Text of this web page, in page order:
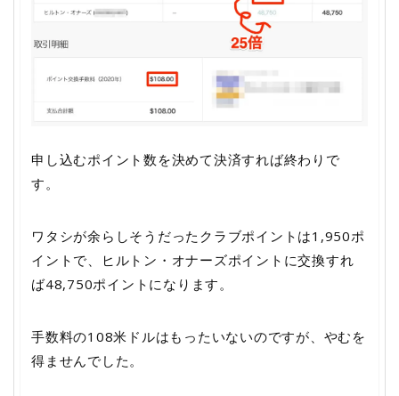
申し込むポイント数を決めて決済すれば終わりで
す。
ワタシが余らしそうだったクラブポイントは1,950ポ
イントで、ヒルトン・オナーズポイントに交換すれ
ば48,750ポイントになります。
手数料の108米ドルはもったいないのですが、やむを
得ませんでした。